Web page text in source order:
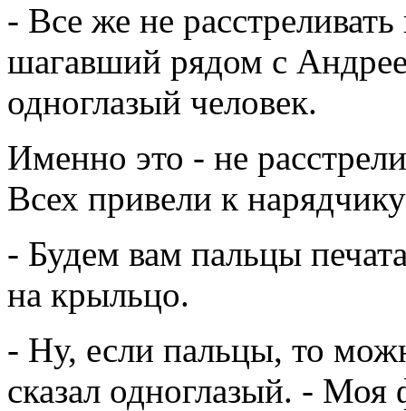
- Все же не расстреливать
шагавший рядом с
одноглазый человек.
Именно это - не
Всех привели к
- Будем вам пальцы
на крыльцо.
- Ну, если пальцы, то
сказал одноглазый. -